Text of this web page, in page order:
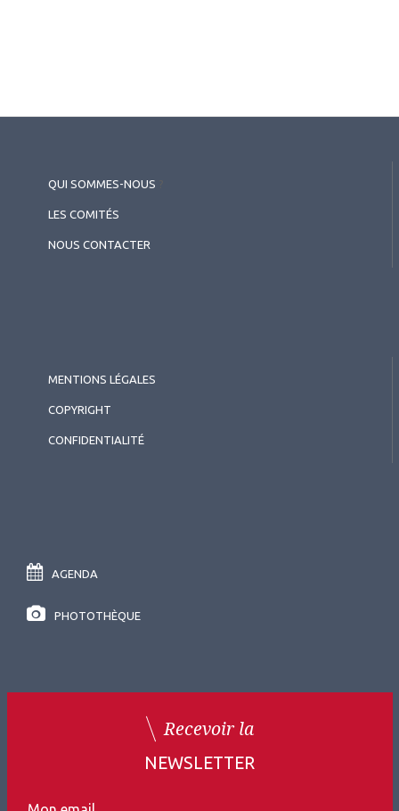
QUI SOMMES-NOUS
LES COMITÉS
NOUS CONTACTER
MENTIONS LÉGALES
COPYRIGHT
CONFIDENTIALITÉ
AGENDA
PHOTOTHÈQUE
Recevoir la
NEWSLETTER